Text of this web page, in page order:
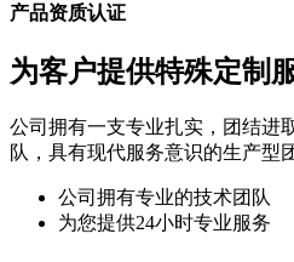
产品资质认证
为客户提供特殊定制
公司拥有一支专业扎实，团结进
队，具有现代服务意识的生产型
公司拥有专业的技术团队
为您提供24小时专业服务